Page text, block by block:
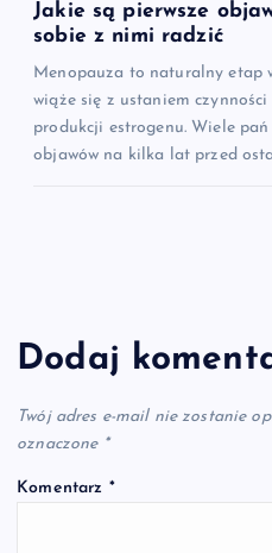
Jakie są pierwsze
sobie z nimi radzić
Menopauza to naturalny etap
wiąże się z ustaniem
produkcji estrogenu. Wiele
objawów na kilka lat przed
Dodaj
Twój adres e-mail nie zostanie
oznaczone *
Komentarz *